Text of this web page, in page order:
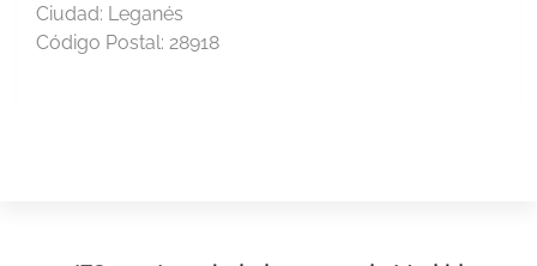
Ciudad: Leganés
Código Postal: 28918